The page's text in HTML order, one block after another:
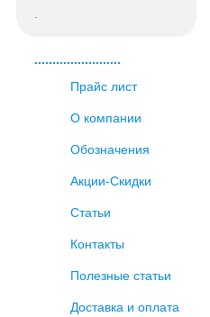
.
........................
Прайс лист
О компании
Обозначения
Акции-Скидки
Статьи
Контакты
Полезные статьи
Доставка и оплата